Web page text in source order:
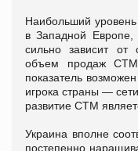
Наибольший
в Западной
сильно зависит
объем продаж СТМ
показатель
игрока страны —
развитие СТМ
Украина вполне
постепенно